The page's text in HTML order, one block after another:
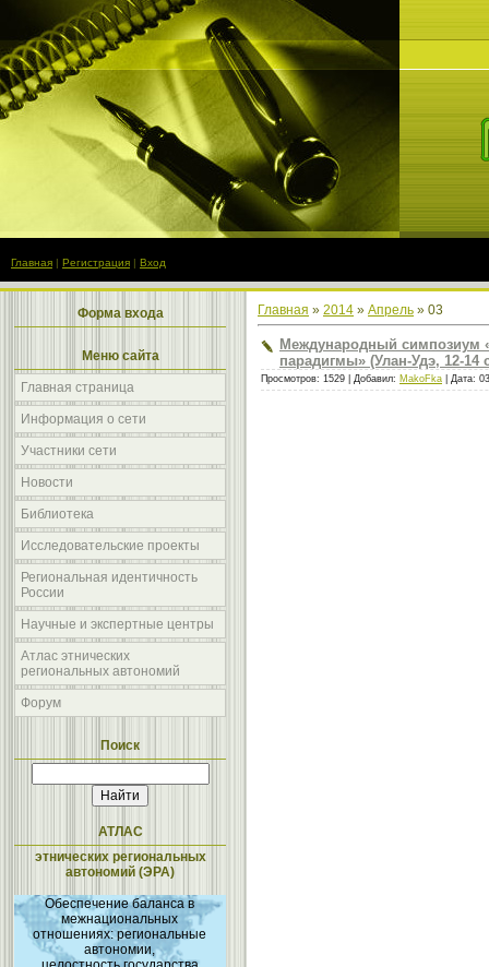
Главная | Регистрация | Вход
Форма входа
Меню сайта
Главная страница
Информация о сети
Участники сети
Новости
Библиотека
Исследовательские проекты
Региональная идентичность
России
Научные и экспертные центры
Атлас этнических
региональных автономий
Форум
Поиск
АТЛАС
этнических региональных
автономий (ЭРА)
Обеспечение баланса в
межнациональных
отношениях: региональные
автономии,
Главная » 2014 » Апрель » 03
Международный симпозиум
парадигмы» (Улан-Удэ, 12-14
Просмотров: 1529 | Добавил: MakoFka | Дата: